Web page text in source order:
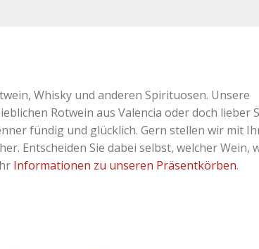
Whisky und anderen Spirituosen. Unsere
Rotwein aus Valencia oder doch lieber
fündig und glücklich. Gern stellen wir mit
Entscheiden Sie dabei selbst, welcher Wein,
Informationen zu unseren Präsentkörben.